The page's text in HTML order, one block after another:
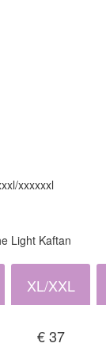
xxxxxxl
Light Kaftan
XL/XXL
€ 37